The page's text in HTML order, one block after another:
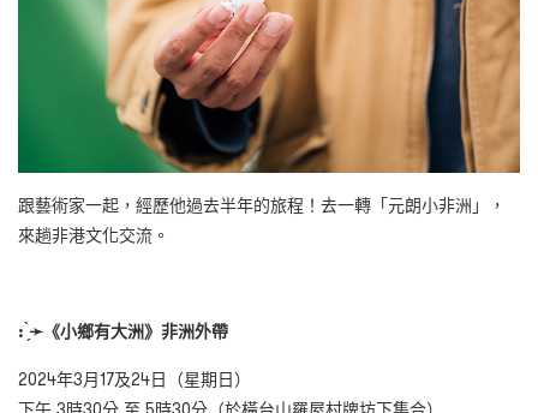
跟藝術家一起，經歷他過去半年的旅程！去一轉「元朗小非洲」，
來趟非港文化交流。
: ̗̀➛《小鄉有大洲》非洲外帶
2024年3月17及24日（星期日）